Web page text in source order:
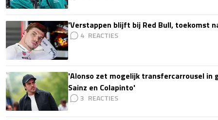
'Verstappen blijft bij Red Bull, toekomst
4
'Alonso zet mogelijk transfercarrousel in
Sainz en Colapinto'
3